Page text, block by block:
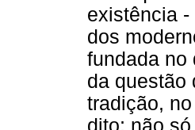
existência
dos
fundada no
da questão
tradição,
dito; não